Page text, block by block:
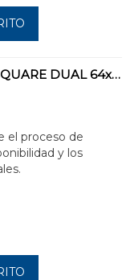
INODORO STREET SQUARE DUAL 64x35cm BLANCO
el proceso de
y los